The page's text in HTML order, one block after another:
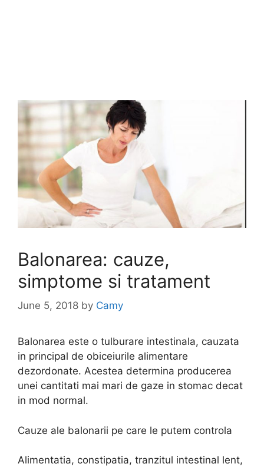
Balonarea: cauze,
simptome si tratament
June 5, 2018 by Camy
Balonarea este o tulburare intestinala, cauzata
in principal de obiceiurile alimentare
dezordonate. Acestea determina producerea
unei cantitati mai mari de gaze in stomac decat
in mod normal.
Cauze ale balonarii pe care le putem controla
Alimentatia, constipatia, tranzitul intestinal lent,